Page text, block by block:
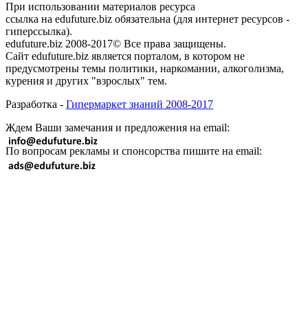
При использовании материалов ресурса
ссылка на edufuture.biz обязательна (для интернет ресурсов -
гиперссылка).
edufuture.biz 2008-2017© Все права защищены.
Сайт edufuture.biz является порталом, в котором не
предусмотрены темы политики, наркомании, алкоголизма,
курения и других "взрослых" тем.
Разработка - Гипермаркет знаний 2008-2017
Ждем Ваши замечания и предложения на email:
По вопросам рекламы и спонсорства пишите на email: